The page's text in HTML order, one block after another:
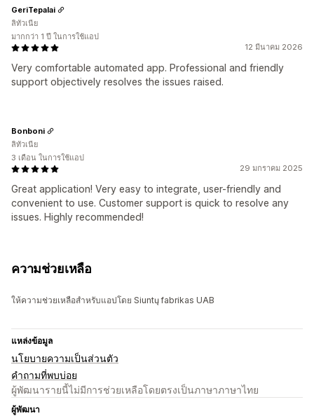
12 มีนาคม 2026
Very comfortable automated app. Professional and friendly
support objectively resolves the issues raised.
GeriTepalai
ลิทัวเนีย
มากกว่า 1 ปี ในการใช้แอป
29 มกราคม 2025
Great application! Very easy to integrate, user-friendly and
convenient to use. Customer support is quick to resolve any
issues. Highly recommended!
Bonboni
ลิทัวเนีย
3 เดือน ในการใช้แอป
ความช่วยเหลือ
ให้ความช่วยเหลือสำหรับแอปโดย Siuntų fabrikas UAB
แหล่งข้อมูล
นโยบายความเป็นส่วนตัว
คำถามที่พบบ่อย
ผู้พัฒนารายนี้ไม่มีการช่วยเหลือโดยตรงเป็นภาษาภาษาไทย
ผู้พัฒนา